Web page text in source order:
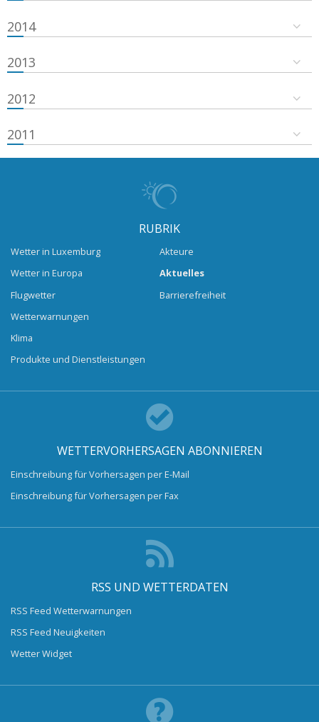
2014
2013
2012
2011
RUBRIK
Wetter in Luxemburg
Wetter in Europa
Flugwetter
Wetterwarnungen
Klima
Produkte und Dienstleistungen
Akteure
Aktuelles
Barrierefreiheit
WETTERVORHERSAGEN ABONNIEREN
Einschreibung für Vorhersagen per E-Mail
Einschreibung für Vorhersagen per Fax
RSS UND WETTERDATEN
RSS Feed Wetterwarnungen
RSS Feed Neuigkeiten
Wetter Widget